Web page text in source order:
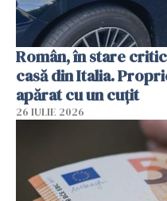
Român, în stare
casă din Italia.
apărat cu un cuțit
26 IULIE 2026